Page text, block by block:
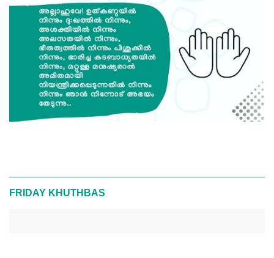
FRIDAY KHUTHBAS